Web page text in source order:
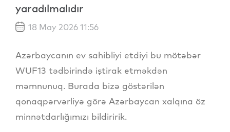
yaradılmalıdır
18 May 2026 11:56
Azərbaycanın ev sahibliyi etdiyi bu mötəbər
WUF13 tədbirində iştirak etməkdən
məmnunuq. Burada bizə göstərilən
qonaqpərvərliyə görə Azərbaycan xalqına öz
minnətdarlığımızı bildiririk.